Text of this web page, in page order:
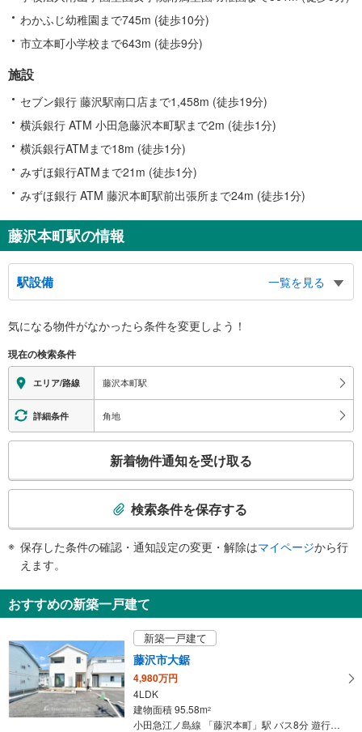
わかふじ幼稚園まで745m (徒歩10分)
市立本町小学校まで643m (徒歩9分)
施設
セブン銀行 藤沢駅南口店まで1,458m (徒歩19分)
横浜銀行 ATM 小田急藤沢本町駅まで2m (徒歩1分)
横浜銀行ATMまで18m (徒歩1分)
みずほ銀行ATMまで21m (徒歩1分)
みずほ銀行 ATM 藤沢本町駅前出張所まで24m (徒歩1分)
藤沢本町駅の情報
駅設備
一覧を見る
※段差なしでの移動経路
地上⇔改札⇔ホーム：○
エレベータ
・１番線ホーム（改札直結）⇔橋上連絡通路（改札内）
・２番線ホーム⇔橋上連絡通路（改札内）
トイレ
・１番線ホーム（改札直結）
気になる物件がなかったら条件を変更しよう！
現在の検索条件
エリア/路線 藤沢本町駅
詳細条件 角地
検
知
を
け
る
・
条
新着物件通知を受け取る
検索条件を保存する
保存した条件の確認・通知設定の変更・解除はマイページから行
えます。
おすすめの新築一戸建て
新築一戸建て
藤沢市大鋸
4,980万円
4LDK
建物面積 95.58m2
小田急江ノ島線 「藤沢本町」駅 バス8分 遊行寺坂上 バス停下車 徒歩2分